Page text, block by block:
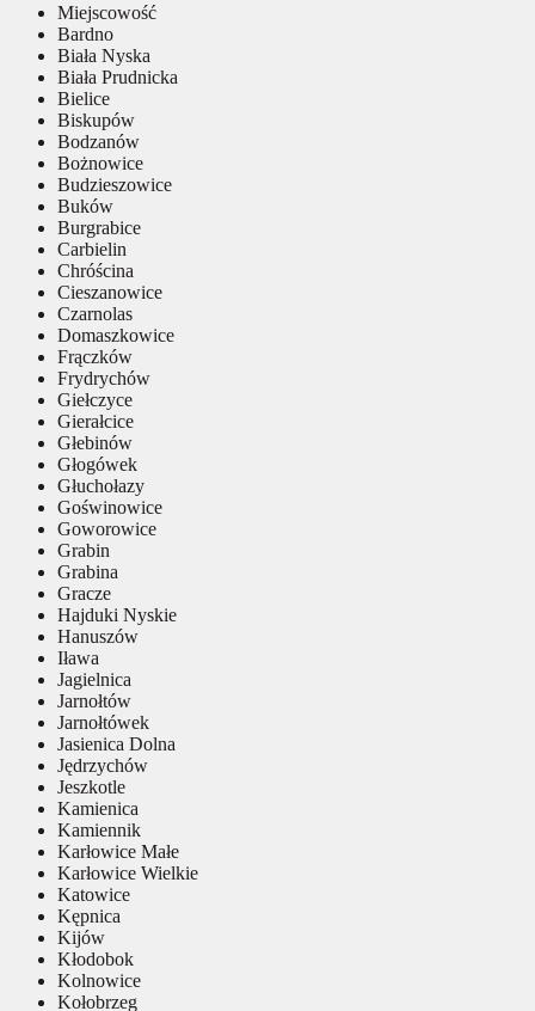
Miejscowość
Bardno
Biała Nyska
Biała Prudnicka
Bielice
Biskupów
Bodzanów
Bożnowice
Budzieszowice
Buków
Burgrabice
Carbielin
Chróścina
Cieszanowice
Czarnolas
Domaszkowice
Frączków
Frydrychów
Giełczyce
Gierałcice
Głebinów
Głogówek
Głuchołazy
Goświnowice
Goworowice
Grabin
Grabina
Gracze
Hajduki Nyskie
Hanuszów
Iława
Jagielnica
Jarnołtów
Jarnołtówek
Jasienica Dolna
Jędrzychów
Jeszkotle
Kamienica
Kamiennik
Karłowice Małe
Karłowice Wielkie
Katowice
Kępnica
Kijów
Kłodobok
Kolnowice
Kołobrzeg